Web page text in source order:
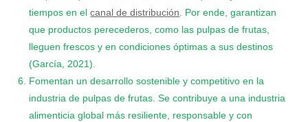
tiempos en elcanal de distribución. Por ende, garantizan
que productos perecederos, como las pulpas de frutas,
lleguen frescos y en condiciones óptimas a sus destinos
(García, 2021).
Fomentan un desarrollo sostenible y competitivo en la
industria de pulpas de frutas. Se contribuye a una industria
alimenticia global más resiliente, responsable y con